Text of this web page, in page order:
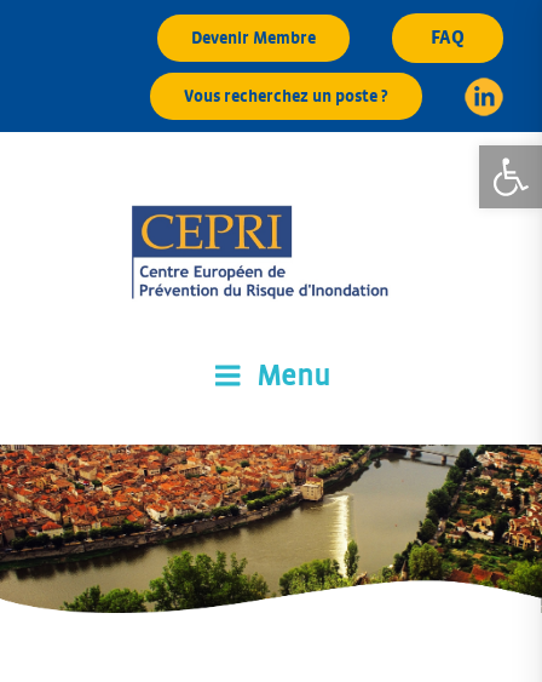
Ouvrir
Devenir Membre FAQ
Vous recherchez un poste ?
Menu